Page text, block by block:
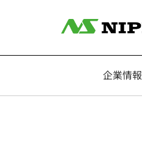
企業情報